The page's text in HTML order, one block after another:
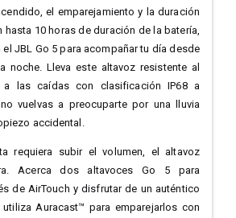
el emparejamiento y la duración
hasta 10 horas de duración de la batería,
JBL Go 5 para acompañar tu día desde
noche. Lleva este altavoz resistente al
las caídas con clasificación IP68 a
vuelvas a preocuparte por una lluvia
accidental.
requiera subir el volumen, el altavoz
Acerca dos altavoces Go 5 para
de AirTouch y disfrutar de un auténtico
Auracast™ para emparejarlos con